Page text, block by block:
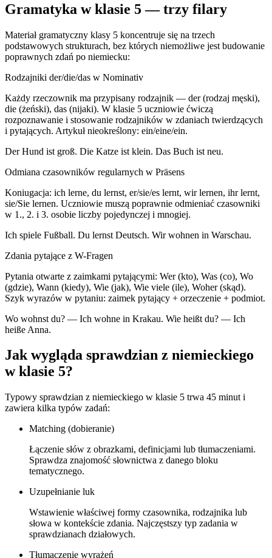
Gramatyka w klasie 5 — trzy filary
Materiał gramatyczny klasy 5 koncentruje się na trzech
podstawowych strukturach, bez których niemożliwe jest budowanie
poprawnych zdań po niemiecku:
Rodzajniki der/die/das w Nominativ
Każdy rzeczownik ma przypisany rodzajnik — der (rodzaj męski),
die (żeński), das (nijaki). W klasie 5 uczniowie ćwiczą
rozpoznawanie i stosowanie rodzajników w zdaniach twierdzących
i pytających. Artykuł nieokreślony: ein/eine/ein.
Der Hund ist groß. Die Katze ist klein. Das Buch ist neu.
Odmiana czasowników regularnych w Präsens
Koniugacja: ich lerne, du lernst, er/sie/es lernt, wir lernen, ihr lernt,
sie/Sie lernen. Uczniowie muszą poprawnie odmieniać czasowniki
w 1., 2. i 3. osobie liczby pojedynczej i mnogiej.
Ich spiele Fußball. Du lernst Deutsch. Wir wohnen in Warschau.
Zdania pytające z W-Fragen
Pytania otwarte z zaimkami pytającymi: Wer (kto), Was (co), Wo
(gdzie), Wann (kiedy), Wie (jak), Wie viele (ile), Woher (skąd).
Szyk wyrazów w pytaniu: zaimek pytający + orzeczenie + podmiot.
Wo wohnst du? — Ich wohne in Krakau. Wie heißt du? — Ich
heiße Anna.
Jak wygląda sprawdzian z niemieckiego
w klasie 5?
Typowy sprawdzian z niemieckiego w klasie 5 trwa 45 minut i
zawiera kilka typów zadań:
Matching (dobieranie)
Łączenie słów z obrazkami, definicjami lub tłumaczeniami.
Sprawdza znajomość słownictwa z danego bloku
tematycznego.
Uzupełnianie luk
Wstawienie właściwej formy czasownika, rodzajnika lub
słowa w kontekście zdania. Najczęstszy typ zadania w
sprawdzianach działowych.
Tłumaczenie wyrażeń